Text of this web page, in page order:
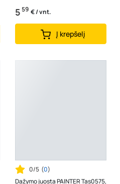
cm
559 € / vnt.
Į krepšelį
0/5 (0)
Dažymo juosta PAINTER Tas0575,